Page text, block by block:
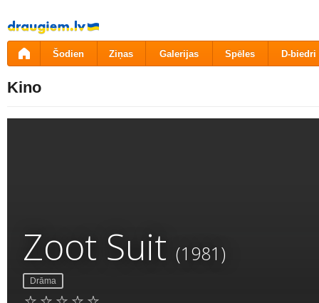
Pāriet
uz
saturu
Šodien Ziņas Galerijas Spēles D-biedri
Kino
Zoot Suit (1981)
Drāma